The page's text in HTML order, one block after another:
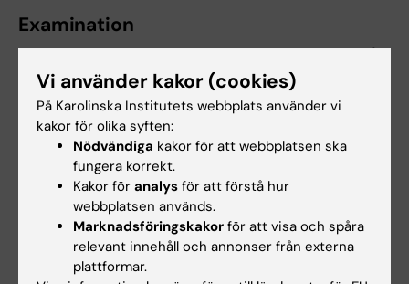
Examination
hp). Examinationen består av muntliga
presentationer. Betygssätts U/G.
Moment 2. Projektarbete (2 hp).
Examinationen består av muntlig
presentation. Betygssätts U/G. Prestanda på
projektarbetet kan generera bonuspoäng att
lägga till de poäng som erhållits i slutliga
skriftliga tentamen (Moment 3).
Vi använder kakor (cookies)
På Karolinska Institutets webbplats använder vi
kakor för olika syften:
Nödvändiga kakor för att webbplatsen ska
fungera korrekt.
Kakor för analys för att förstå hur
webbplatsen används.
Marknadsföringskakor för att visa och spåra
relevant innehåll och annonser från externa
plattformar.